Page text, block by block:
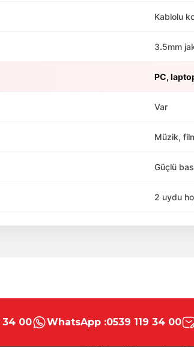
Kablolu
3.5mm
PC,
Var
Müzik,
Güçlü
2 uydu
34 00 WhatsApp :0539 119 34 00